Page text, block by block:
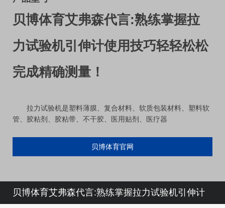
贝博体育艾弗森代言:熟练掌握拉
力试验机引伸计使用技巧轻轻松松
完成精确测量！
拉力试验机是塑料薄膜、复合材料、软质包装材料、塑料软
管、胶粘剂、胶粘带、不干胶、医用贴剂、医疗器
贝博体育官网
贝博体育艾弗森代言:熟练掌握拉力试验机引伸计